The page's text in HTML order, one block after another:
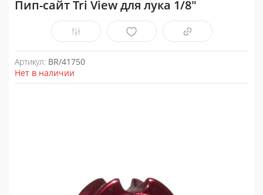
Пип-сайт Tri View для лука 1/8"
Артикул: BR/41750
Нет в наличии